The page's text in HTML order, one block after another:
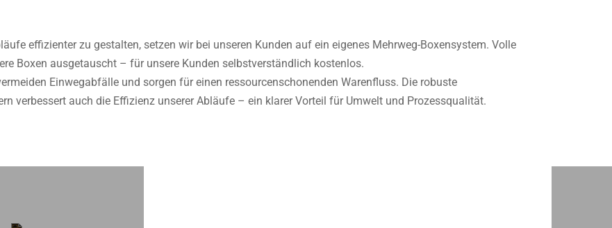
effizienter zu gestalten, setzen wir bei unseren Kunden auf ein eigenes Mehrweg-Boxensystem. Volle
Boxen ausgetauscht – für unsere Kunden selbstverständlich kostenlos.
Einwegabfälle und sorgen für einen ressourcenschonenden Warenfluss. Die robuste
verbessert auch die Effizienz unserer Abläufe – ein klarer Vorteil für Umwelt und Prozessqualität.